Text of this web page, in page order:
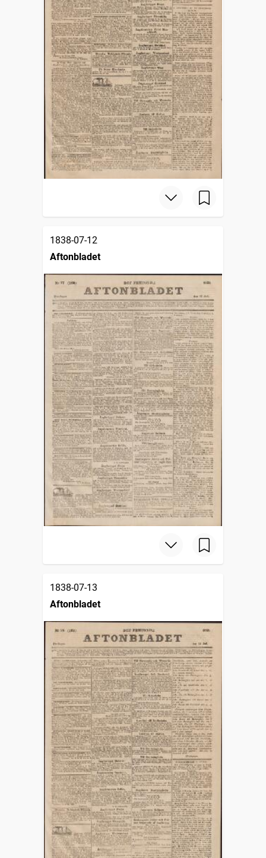
1838-07-12
Aftonbladet
1838-07-13
Aftonbladet